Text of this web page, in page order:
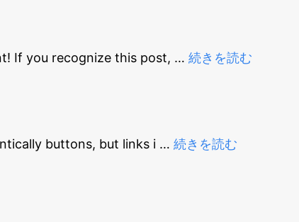
If you recognize this post, … 続きを読む
buttons, but links i … 続きを読む